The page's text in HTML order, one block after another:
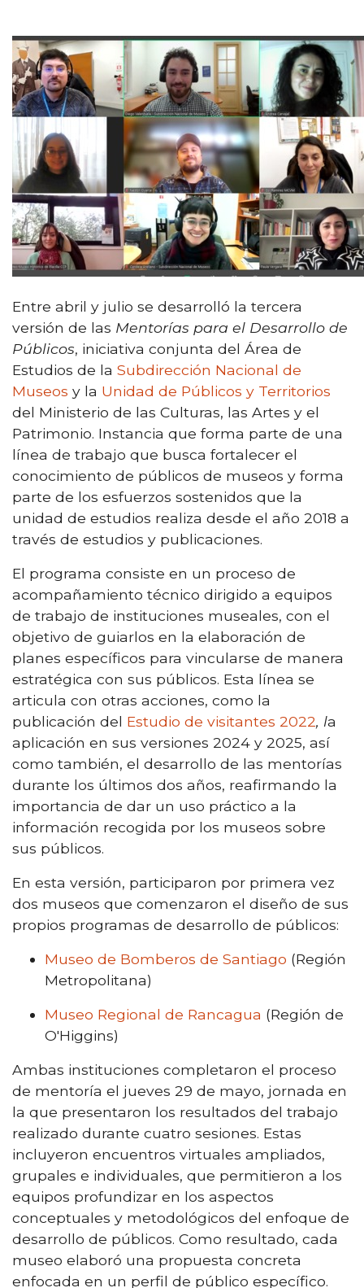
Entre abril y julio se desarrolló la tercera
versión de las Mentorías para el Desarrollo de
Públicos, iniciativa conjunta del Área de
Estudios de la Subdirección Nacional de
Museos y la Unidad de Públicos y Territorios
del Ministerio de las Culturas, las Artes y el
Patrimonio. Instancia que forma parte de una
línea de trabajo que busca fortalecer el
conocimiento de públicos de museos y forma
parte de los esfuerzos sostenidos que la
unidad de estudios realiza desde el año 2018 a
través de estudios y publicaciones.
El programa consiste en un proceso de
acompañamiento técnico dirigido a equipos
de trabajo de instituciones museales, con el
objetivo de guiarlos en la elaboración de
planes específicos para vincularse de manera
estratégica con sus públicos. Esta línea se
articula con otras acciones, como la
publicación del Estudio de visitantes 2022, la
aplicación en sus versiones 2024 y 2025, así
como también, el desarrollo de las mentorías
durante los últimos dos años, reafirmando la
importancia de dar un uso práctico a la
información recogida por los museos sobre
sus públicos.
En esta versión, participaron por primera vez
dos museos que comenzaron el diseño de sus
propios programas de desarrollo de públicos:
Museo de Bomberos de Santiago (Región
Metropolitana)
Museo Regional de Rancagua (Región de
O'Higgins)
Ambas instituciones completaron el proceso
de mentoría el jueves 29 de mayo, jornada en
la que presentaron los resultados del trabajo
realizado durante cuatro sesiones. Estas
incluyeron encuentros virtuales ampliados,
grupales e individuales, que permitieron a los
equipos profundizar en los aspectos
conceptuales y metodológicos del enfoque de
desarrollo de públicos. Como resultado, cada
museo elaboró una propuesta concreta
enfocada en un perfil de público específico.